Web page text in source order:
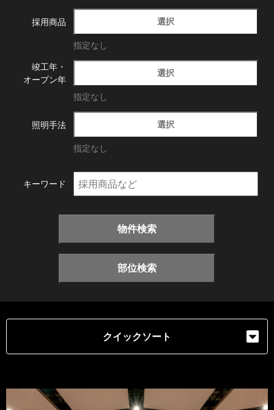
採用商品 選択
指定なし
竣工年・
オープン年
選択
指定なし
照明手法 選択
指定なし
キーワード
物件検索
部位検索
クイックソート